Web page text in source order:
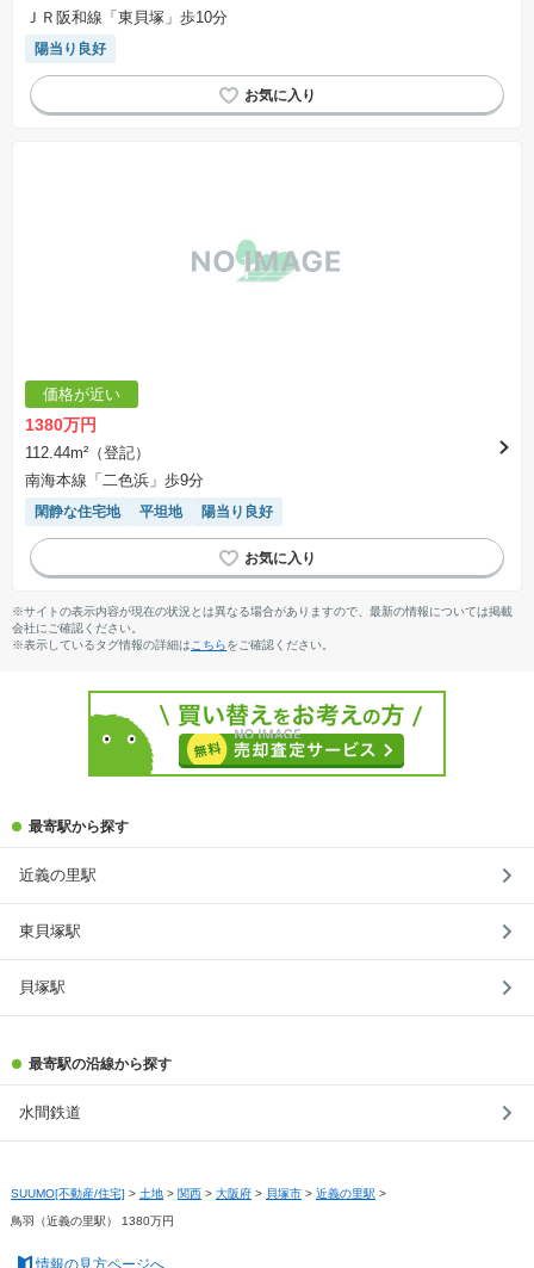
ＪＲ阪和線「東貝塚」歩10分
陽当り良好
価格が近い
1380万円
112.44m²（登記）
南海本線「二色浜」歩9分
閑静な住宅地 平坦地 陽当り良好
※サイトの表示内容が現在の状況とは異なる場合がありますので、最新の情報については掲載
会社にご確認ください。
※表示しているタグ情報の詳細は こちらをご確認ください。
最寄駅から探す
近義の里駅
東貝塚駅
貝塚駅
最寄駅の沿線から探す
水間鉄道
SUUMO[不動産/住宅] > 土地 > 関西 > 大阪府 > 貝塚市 > 近義の里駅 >
鳥羽（近義の里駅） 1380万円
情報の見方ページへ